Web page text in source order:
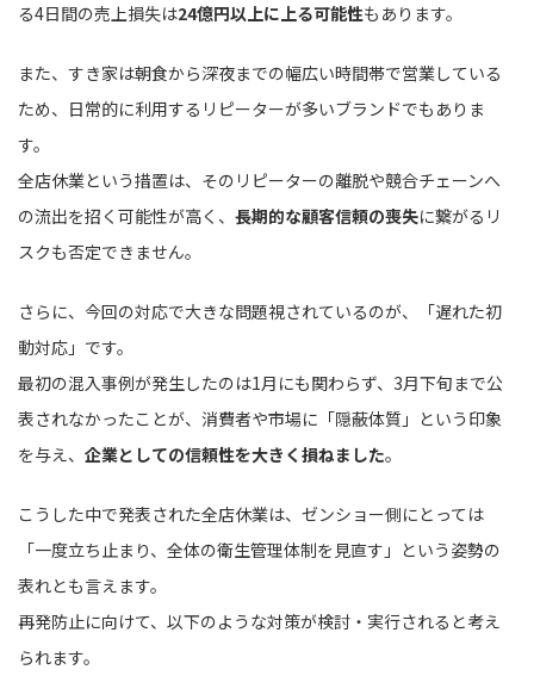
る4日間の売上損失は24億円以上に上る可能性もあります。
また、すき家は朝食から深夜までの幅広い時間帯で営業している
ため、日常的に利用するリピーターが多いブランドでもありま
す。
全店休業という措置は、そのリピーターの離脱や競合チェーンへ
の流出を招く可能性が高く、 長期的な顧客信頼の喪失に繋がるリ
スクも否定できません。
さらに、今回の対応で大きな問題視されているのが、「遅れた初
動対応」です。
最初の混入事例が発生したのは1月にも関わらず、3月下旬まで公
表されなかったことが、消費者や市場に「隠蔽体質」という印象
を与え、 企業としての信頼性を大きく損ねました。
こうした中で発表された全店休業は、ゼンショー側にとっては
「一度立ち止まり、全体の衛生管理体制を見直す」という姿勢の
表れとも言えます。
再発防止に向けて、以下のような対策が検討・実行されると考え
られます。